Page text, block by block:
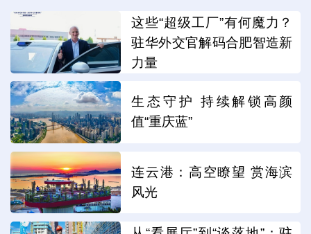
这些“超级工厂”有何魔力？
驻华外交官解码合肥智造新
力量
生态守护 持续解锁高颜
值“重庆蓝”
连云港：高空瞭望 赏海滨
风光